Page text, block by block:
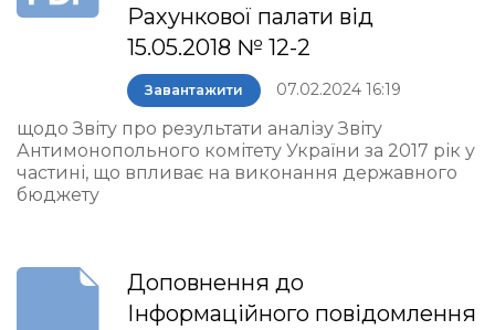
Рахункової палати від
15.05.2018 № 12-2
Завантажити 07.02.2024 16:19
щодо Звіту про результати аналізу Звіту
Антимонопольного комітету України за 2017 рік у
частині, що впливає на виконання державного
бюджету
Доповнення до
Інформаційного повідомлення